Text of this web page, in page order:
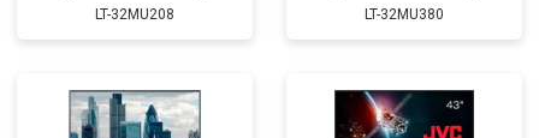
LT-32MU208 LT-32MU380